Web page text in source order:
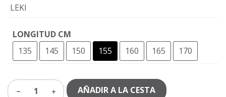
LEKI
LONGITUD CM
135
145 150 155 160 165 170
1 AÑADIR A LA CESTA